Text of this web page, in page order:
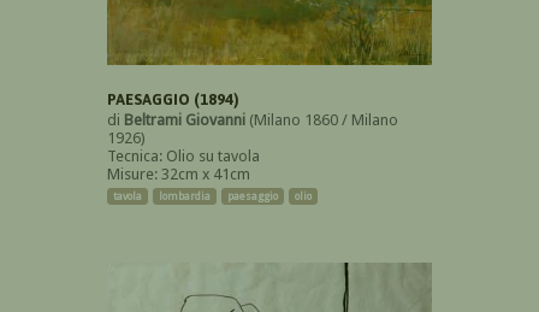
PAESAGGIO (1894)
di Beltrami Giovanni (Milano 1860 / Milano
1926)
Tecnica: Olio su tavola
Misure: 32cm x 41cm
tavola lombardia paesaggio olio